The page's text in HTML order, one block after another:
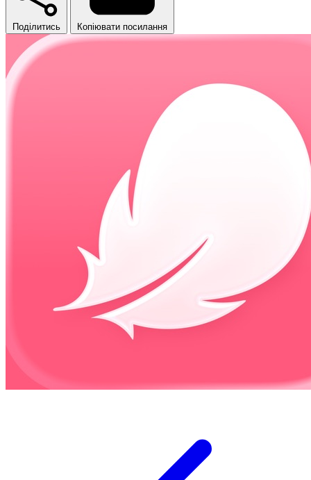
Поділитись Копіювати посилання